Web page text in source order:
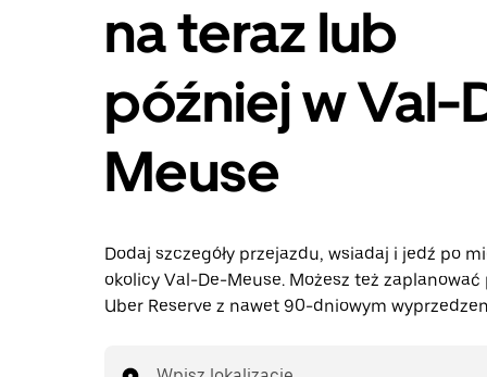
na teraz lub
później w Val-
Meuse
Dodaj szczegóły przejazdu, wsiadaj i jedź po
okolicy Val-De-Meuse. Możesz też zaplanować
Uber Reserve z nawet 90-dniowym